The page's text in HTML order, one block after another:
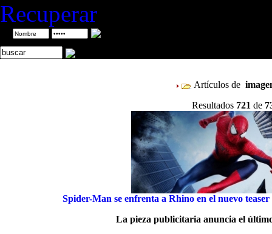
Recuperar
Artículos de
Resultados 721 de
Spider-Man se enfrenta a Rhino en el nuevo
La pieza publicitaria anuncia el